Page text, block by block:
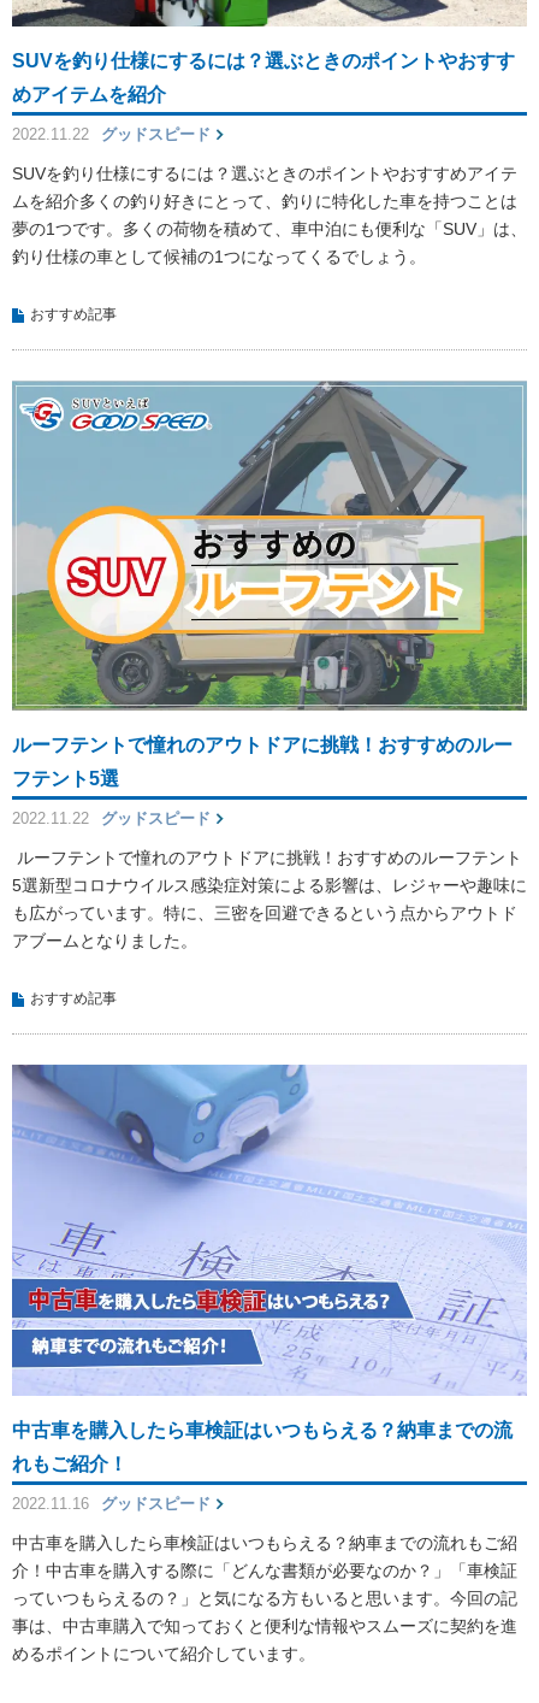
SUVを釣り仕様にするには？選ぶときのポイントやおすす
めアイテムを紹介
2022.11.22 グッドスピード
SUVを釣り仕様にするには？選ぶときのポイントやおすすめアイテ
ムを紹介多くの釣り好きにとって、釣りに特化した車を持つことは
夢の1つです。多くの荷物を積めて、車中泊にも便利な「SUV」は、
釣り仕様の車として候補の1つになってくるでしょう。
おすすめ記事
ルーフテントで憧れのアウトドアに挑戦！おすすめのルー
フテント5選
2022.11.22 グッドスピード
ルーフテントで憧れのアウトドアに挑戦！おすすめのルーフテント
5選新型コロナウイルス感染症対策による影響は、レジャーや趣味に
も広がっています。特に、三密を回避できるという点からアウトド
アブームとなりました。
おすすめ記事
中古車を購入したら車検証はいつもらえる？納車までの流
れもご紹介！
2022.11.16 グッドスピード
中古車を購入したら車検証はいつもらえる？納車までの流れもご紹
介！中古車を購入する際に「どんな書類が必要なのか？」「車検証
っていつもらえるの？」と気になる方もいると思います。今回の記
事は、中古車購入で知っておくと便利な情報やスムーズに契約を進
めるポイントについて紹介しています。